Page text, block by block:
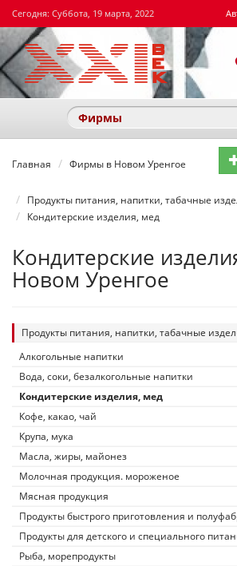
Сегодня: Суббота, 19 марта, 2022
Фирмы
Главная Фирмы в Новом Уренгое
Продукты питания, напитки, табачные
Кондитерские изделия, мед
Кондитерские
Новом Уренгое
Продукты питания, напитки, табачные
Алкогольные напитки
Вода, соки, безалкогольные напитки
Кондитерские изделия, мед
Кофе, какао, чай
Крупа, мука
Масла, жиры, майонез
Молочная продукция. мороженое
Мясная продукция
Продукты быстрого приготовления и
Продукты для детского и специального
Рыба, морепродукты